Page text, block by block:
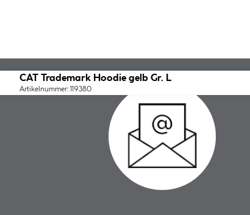
CAT Trademark Hoodie gelb Gr. L
Artikelnummer: 119380